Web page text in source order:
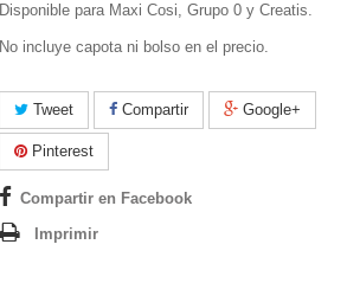
Disponible para Maxi Cosi, Grupo 0 y Creatis.
No incluye capota ni bolso en el precio.
Tweet Compartir Google+
Pinterest
Compartir en Facebook
Imprimir